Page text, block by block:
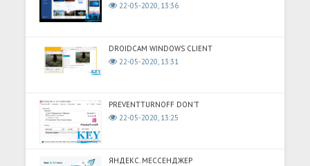
22-05-2020, 13:36
DROIDCAM WINDOWS CLIENT
22-05-2020, 13:31
PREVENTTURNOFF DON'T
22-05-2020, 13:25
ЯНДЕКС. МЕССЕНДЖЕР